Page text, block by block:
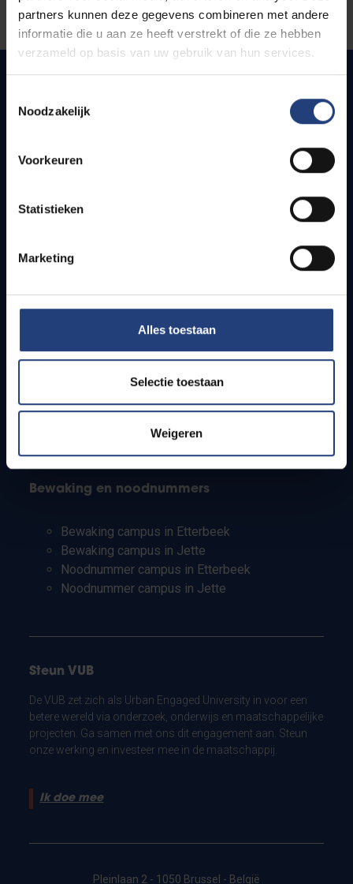
partners kunnen deze gegevens combineren met andere
informatie die u aan ze heeft verstrekt of die ze hebben
verzameld op basis van uw gebruik van hun services.
Noodzakelijk
Voorkeuren
Statistieken
Marketing
Alles toestaan
Selectie toestaan
Weigeren
Snel naar
Bereikbaarheid
Studenten
PhD-studenten
Leerkrachten en secundaire scholen
Bewaking en noodnummers
Bewaking campus in Etterbeek
Bewaking campus in Jette
Noodnummer campus in Etterbeek
Noodnummer campus in Jette
Steun VUB
De VUB zet zich als Urban Engaged University in voor een
betere wereld via onderzoek, onderwijs en maatschappelijke
projecten. Ga samen met ons dit engagement aan. Steun
onze werking en investeer mee in de maatschappij.
Ik doe mee
Pleinlaan 2 - 1050 Brussel - België